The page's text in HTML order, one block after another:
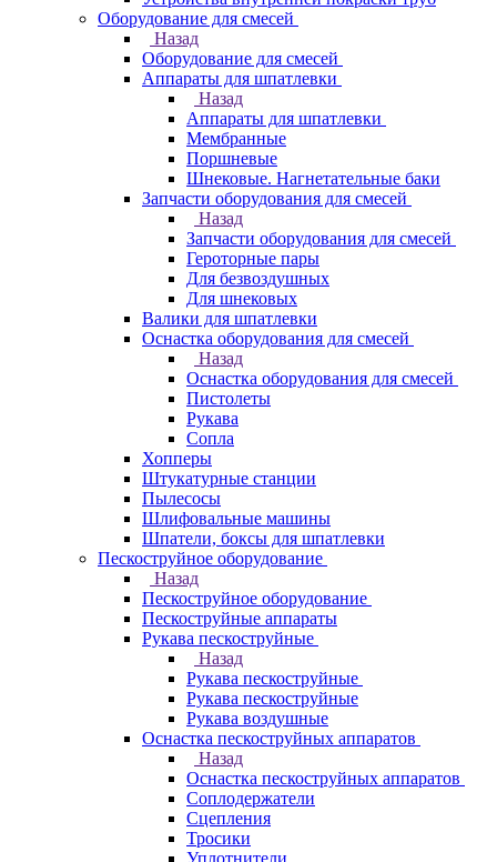
Оборудование для смесей
Назад
Оборудование для смесей
Аппараты для шпатлевки
Назад
Аппараты для шпатлевки
Мембранные
Поршневые
Шнековые. Нагнетательные баки
Запчасти оборудования для смесей
Назад
Запчасти оборудования для смесей
Героторные пары
Для безвоздушных
Для шнековых
Валики для шпатлевки
Оснастка оборудования для смесей
Назад
Оснастка оборудования для смесей
Пистолеты
Рукава
Сопла
Хопперы
Штукатурные станции
Пылесосы
Шлифовальные машины
Шпатели, боксы для шпатлевки
Пескоструйное оборудование
Назад
Пескоструйное оборудование
Пескоструйные аппараты
Рукава пескоструйные
Назад
Рукава пескоструйные
Рукава пескоструйные
Рукава воздушные
Оснастка пескоструйных аппаратов
Назад
Оснастка пескоструйных аппаратов
Соплодержатели
Сцепления
Тросики
Уплотнители